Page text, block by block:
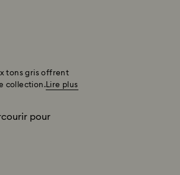
tons gris offrent
collection.Lire plus
pour